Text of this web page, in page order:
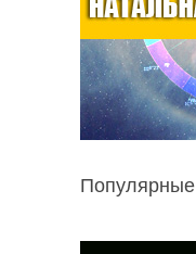
Популярные